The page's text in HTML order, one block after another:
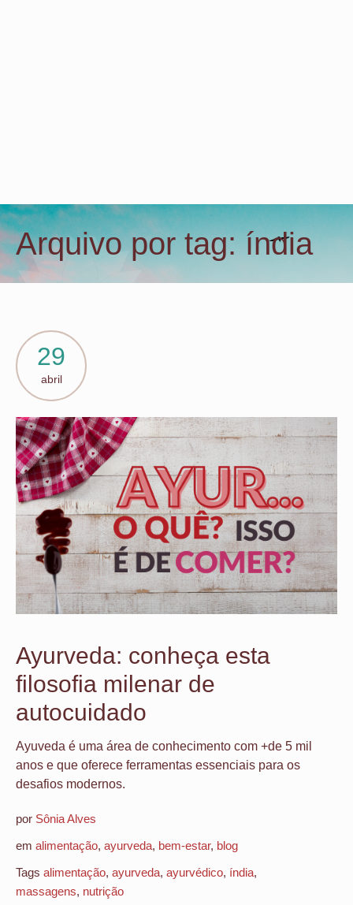
Arquivo por tag: índia
29
abril
Ayurveda: conheça esta
filosofia milenar de
autocuidado
Ayuveda é uma área de conhecimento com +de 5 mil
anos e que oferece ferramentas essenciais para os
desafios modernos.
por Sônia Alves
em alimentação, ayurveda, bem-estar, blog
Tags alimentação, ayurveda, ayurvédico, índia,
massagens, nutrição